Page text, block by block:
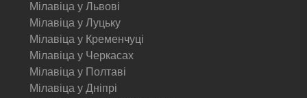
Мілавіца у Львові
Мілавіца у Луцьку
Мілавіца у Кременчуці
Мілавіца у Черкасах
Мілавіца у Полтаві
Мілавіца у Дніпрі